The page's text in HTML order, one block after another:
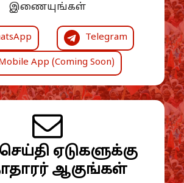
இணையுங்கள்
Telegram
App (Coming Soon)
ஏடுகளுக்கு
ஆகுங்கள்